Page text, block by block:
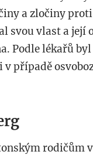
a zločiny
svou vlast a její
Podle lékařů
v případě
rodičům